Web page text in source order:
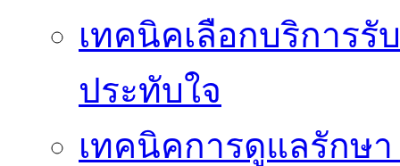
เทคนิคเลือกบริการรั
ประทับใจ
เทคนิคการดูแลรักษา